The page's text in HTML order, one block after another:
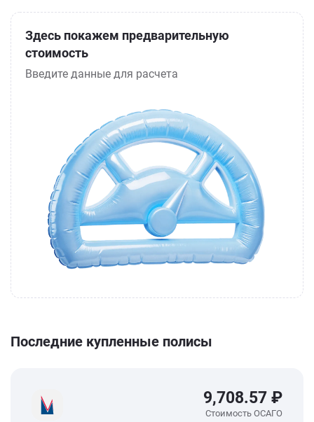
Здесь покажем предварительную
стоимость
Введите данные для расчета
Последние купленные полисы
9,708.57 ₽
Стоимость ОСАГО